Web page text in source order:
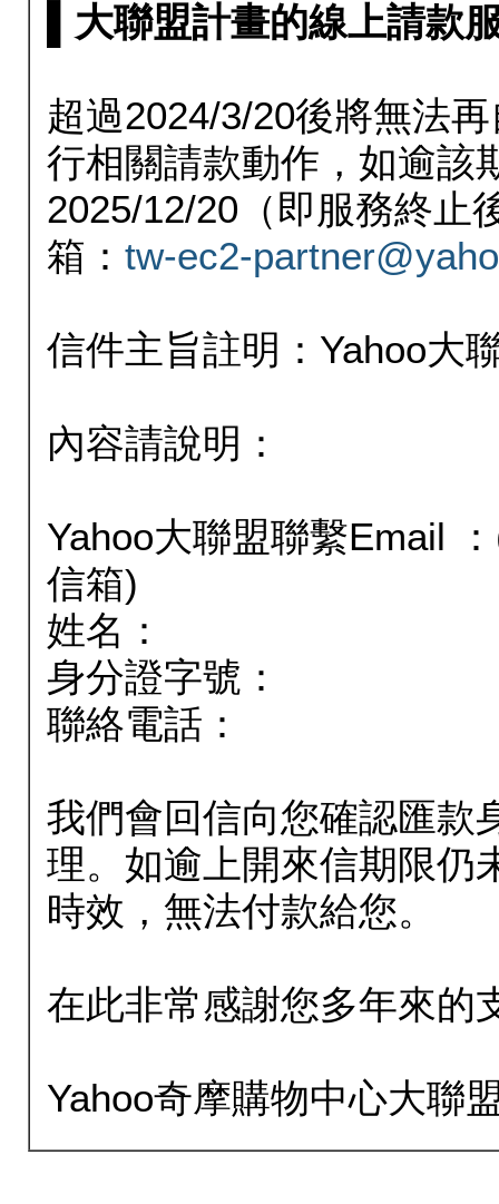
▌大聯盟計畫的線上請款
超過2024/3/20後將無法
行相關請款動作，如逾該
2025/12/20（即服務終止
箱： tw-ec2-
信件主旨註明：Yahoo大
內容請說明：
Yahoo大聯盟聯繫Email
信箱)
姓名：
身分證字號：
聯絡電話：
我們會回信向您確認匯款
理。如逾上開來信期限仍
時效，無法付款給您。
在此非常感謝您多年來的
Yahoo奇摩購物中心大